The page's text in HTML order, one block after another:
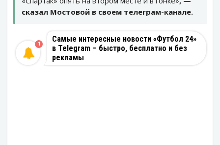
сказал Мостовой в своем телеграм-канале.
Самые интересные новости «Футбол 24»
в Telegram – быстро, бесплатно и без
рекламы
1